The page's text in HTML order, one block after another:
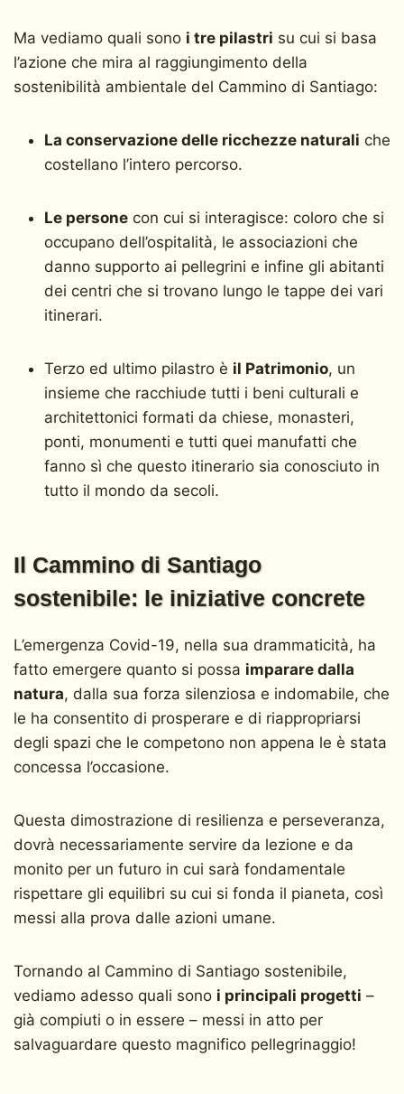
Ma vediamo quali sono i tre pilastri su cui si basa
l’azione che mira al raggiungimento della
sostenibilità ambientale del Cammino di Santiago:
La conservazione delle ricchezze naturali che
costellano l’intero percorso.
Le personecon cui si interagisce: coloro che si
occupano dell’ospitalità, le associazioni che
danno supporto ai pellegrini e infine gli abitanti
dei centri che si trovano lungo le tappe dei vari
itinerari.
Terzo ed ultimo pilastro è il Patrimonio, un
insieme che racchiude tutti i beni culturali e
architettonici formati da chiese, monasteri,
ponti, monumenti e tutti quei manufatti che
fanno sì che questo itinerario sia conosciuto in
tutto il mondo da secoli.
Il Cammino di Santiago
sostenibile: le iniziative concrete
L’emergenza Covid-19, nella sua drammaticità, ha
fatto emergere quanto si possa imparare dalla
natura, dalla sua forza silenziosa e indomabile, che
le ha consentito di prosperare e di riappropriarsi
degli spazi che le competono non appena le è stata
concessa l’occasione.
Questa dimostrazione di resilienza e perseveranza,
dovrà necessariamente servire da lezione e da
monito per un futuro in cui sarà fondamentale
rispettare gli equilibri su cui si fonda il pianeta, così
messi alla prova dalle azioni umane.
Tornando al Cammino di Santiago sostenibile,
vediamo adesso quali sono i principali progetti –
già compiuti o in essere – messi in atto per
salvaguardare questo magnifico pellegrinaggio!